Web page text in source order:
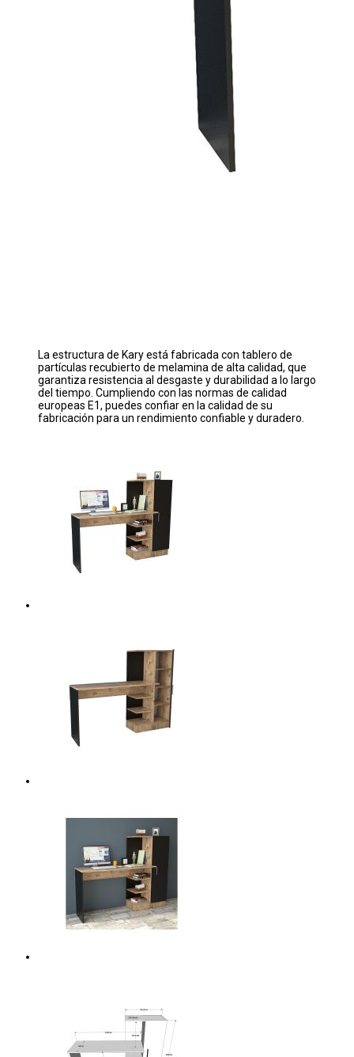
La estructura de Kary está fabricada con tablero de
partículas recubierto de melamina de alta calidad, que
garantiza resistencia al desgaste y durabilidad a lo largo
del tiempo. Cumpliendo con las normas de calidad
europeas E1, puedes confiar en la calidad de su
fabricación para un rendimiento confiable y duradero.